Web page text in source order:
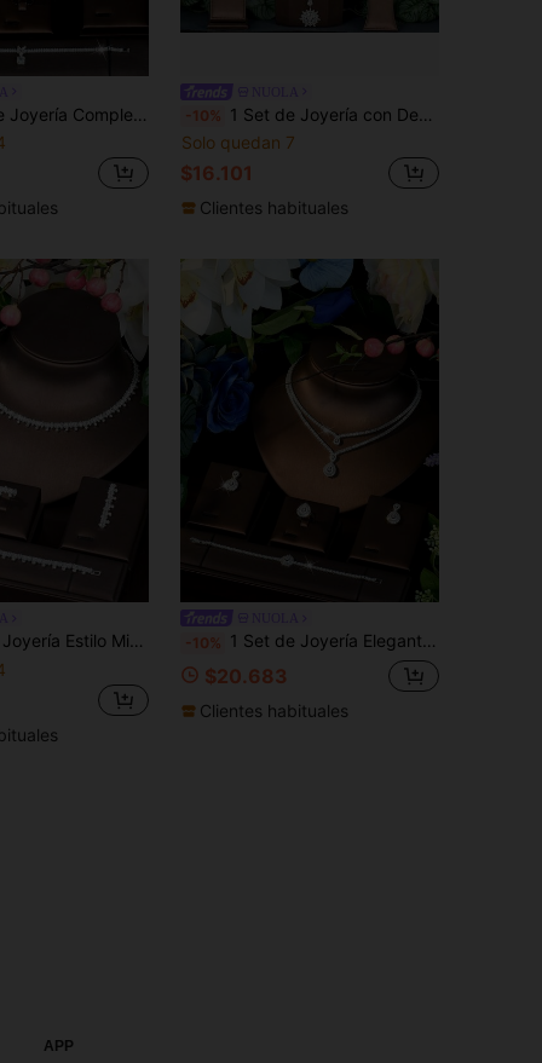
de Circonita + Accesorio Colgante de Lazo con Cadena Fina y Pavé Completo Trapezoidal + Joyería de Outfit con Estilo Cool de Tienda de Influencer Coreana
-10% 1 Set de Joyería con Decoración de Hojas de Circonita Cúbica Suave Adecuado para Mujeres en Bodas
Solo quedan 7
$16.101
Clientes habituales
Triturado y Circonita + Conjunto Combinado Ajustable con Gota de Agua Fina Triturada y Circonita Brillante + Joyería de Estilo para Espectáculos en Escenario, Fotografía de Festival y Resaltado
-10% 1 Set de Joyería Elegante, Decoración Asimétrica de Gota de Agua con Circonita Cúbica, Adecuado para Uso en Fiestas de Mujeres
$20.683
Clientes habituales
APP